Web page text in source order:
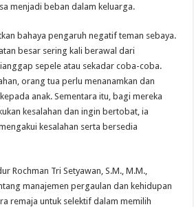
menjadi beban dalam keluarga.
bahaya pengaruh negatif teman sebaya.
besar sering kali berawal dari
sepele atau sekadar coba-coba.
orang tua perlu menanamkan dan
anak. Sementara itu, bagi mereka
kesalahan dan ingin bertobat, ia
kesalahan serta bersedia
Rochman Tri Setyawan, S.M., M.M.,
manajemen pergaulan dan kehidupan
remaja untuk selektif dalam memilih